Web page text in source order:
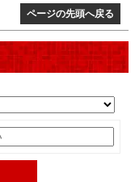
ページの先頭へ戻る